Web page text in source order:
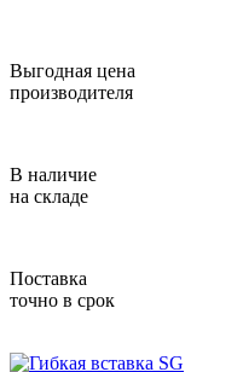
Выгодная цена
производителя
В наличие
на складе
Поставка
точно в срок